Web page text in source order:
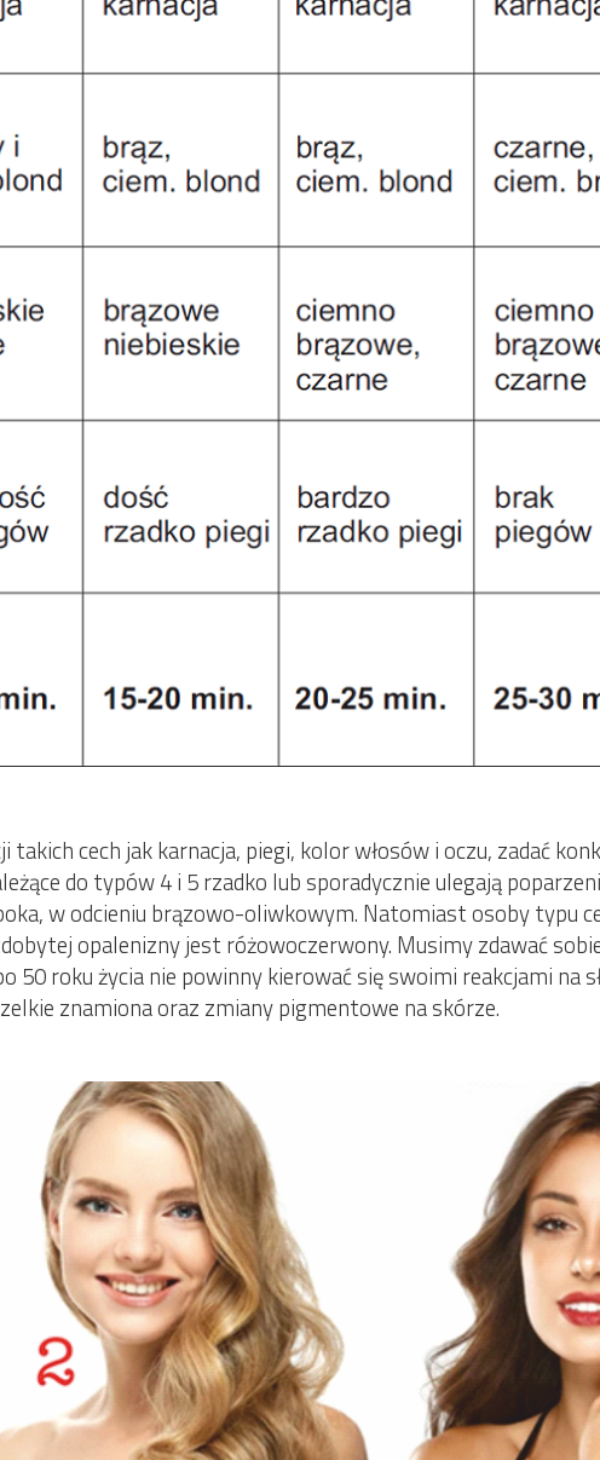
cech jak karnacja, piegi, kolor włosów i oczu, zadać
do typów 4 i 5 rzadko lub sporadycznie ulegają
w odcieniu brązowo-oliwkowym. Natomiast osoby typu
opalenizny jest różowoczerwony. Musimy zdawać
50 roku życia nie powinny kierować się swoimi reakcjami na
znamiona oraz zmiany pigmentowe na skórze.